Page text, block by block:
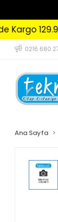
129.90 TL
0216 680
Ana Sayfa